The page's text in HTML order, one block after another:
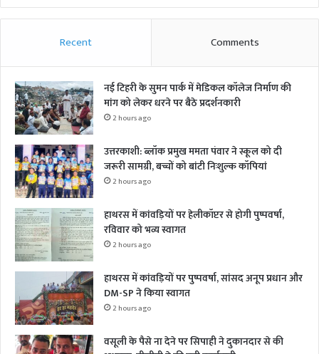
Recent Comments
नई टिहरी के सुमन पार्क में मेडिकल कॉलेज निर्माण की
मांग को लेकर धरने पर बैठे प्रदर्शनकारी
2 hours ago
उत्तरकाशी: ब्लॉक प्रमुख ममता पंवार ने स्कूल को दी
जरूरी सामग्री, बच्चों को बांटी निःशुल्क कॉपियां
2 hours ago
हाथरस में कांवड़ियों पर हेलीकॉप्टर से होगी पुष्पवर्षा,
रविवार को भव्य स्वागत
2 hours ago
हाथरस में कांवड़ियों पर पुष्पवर्षा, सांसद अनूप प्रधान और
DM-SP ने किया स्वागत
2 hours ago
वसूली के पैसे ना देने पर सिपाही ने दुकानदार से की